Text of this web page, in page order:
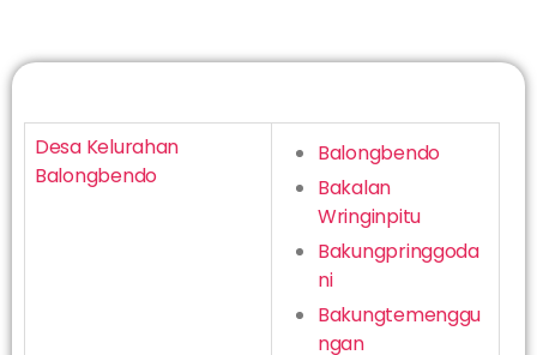
Desa Kelurahan
Balongbendo
Balongbendo
Bakalan
Wringinpitu
Bakungpringgoda
ni
Bakungtemenggu
ngan